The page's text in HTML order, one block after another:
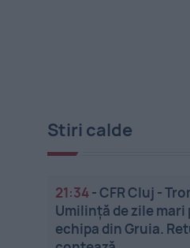
Stiri calde
21:34-CFR Cluj -
Umilință de zile mari
echipa din Gruia.